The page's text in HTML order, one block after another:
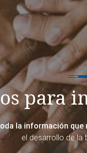
para
la información que
el desarrollo de la